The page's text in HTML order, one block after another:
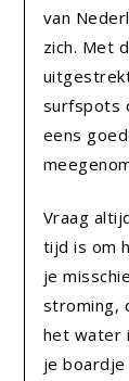
van
zich. Met
surfspots
eens
Vraag
tijd is om
je
stroming,
het water
je